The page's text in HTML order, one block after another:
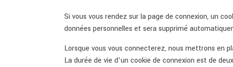
Si vous vous rendez sur la page de connexion, un
données personnelles et sera supprimé
Lorsque vous vous connecterez, nous mettrons en
La durée de vie d’un cookie de connexion est de